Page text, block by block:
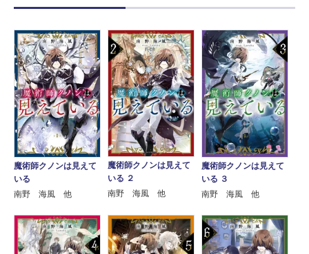
魔術師クノンは見えて
いる
南野 海風 他
魔術師クノンは見えて
いる ２
南野 海風 他
魔術師クノンは見えて
いる ３
南野 海風 他